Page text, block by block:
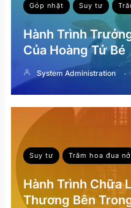
Góp nhặt Suy tư
Hành Trình
Của Hoàng Tử Bé
System Administration
Suy tư Trăm hoa đua nở
Hành Trình Chữa
Thương Bên